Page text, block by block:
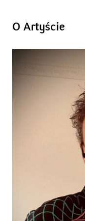
O Artyście